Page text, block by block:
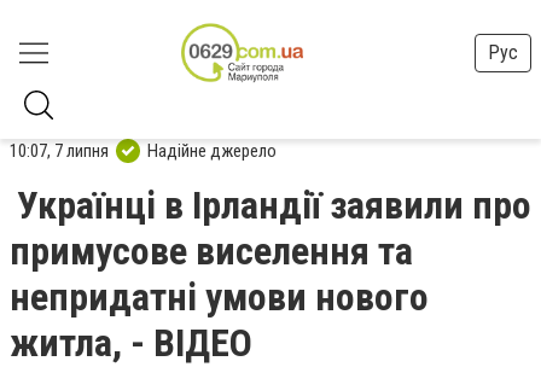
Рус
10:07, 7 липня Надійне джерело
Українці в Ірландії заявили про
примусове виселення та
непридатні умови нового
житла, - ВІДЕО